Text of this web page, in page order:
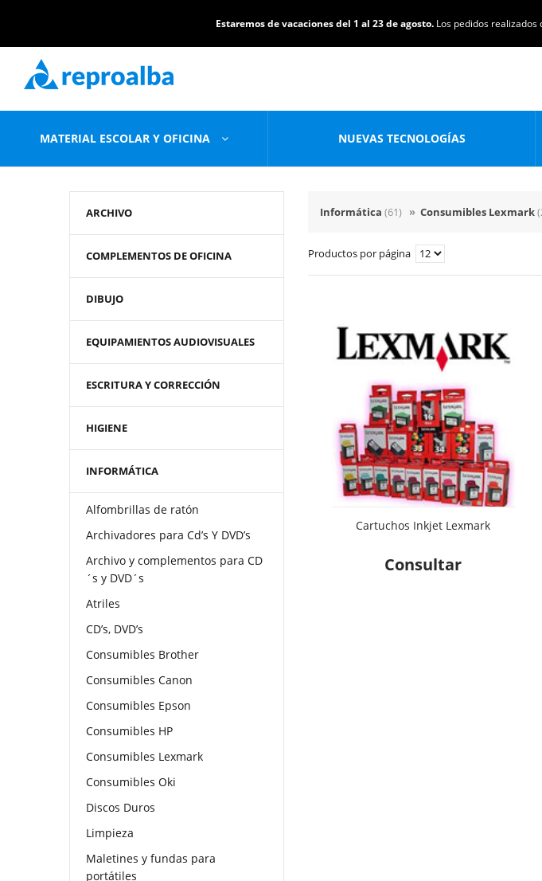
Estaremos de vacaciones del 1 al 23 de agosto. Los pedidos
MATERIAL ESCOLAR Y OFICINA NUEVAS TECNOLOGÍAS
ARCHIVO
COMPLEMENTOS DE OFICINA
DIBUJO
EQUIPAMIENTOS AUDIOVISUALES
ESCRITURA Y CORRECCIÓN
HIGIENE
INFORMÁTICA
Alfombrillas de ratón
Archivadores para Cd’s Y DVD’s
Archivo y complementos para CD
´s y DVD´s
Atriles
CD’s, DVD’s
Consumibles Brother
Consumibles Canon
Consumibles Epson
Consumibles HP
Consumibles Lexmark
Consumibles Oki
Discos Duros
Limpieza
Maletines y fundas para
portátiles
Informática (61) » Consumibles Lexmark
Productos por página
Cartuchos Inkjet Lexmark
Consultar